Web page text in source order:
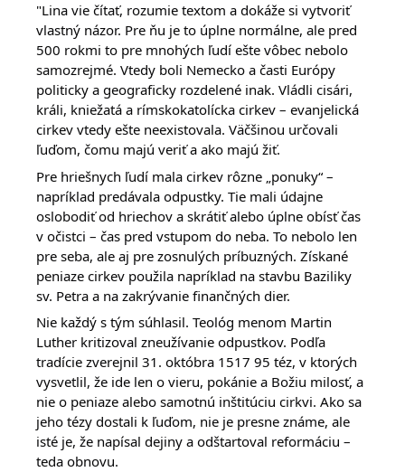
"Lina vie čítať, rozumie textom a dokáže si vytvoriť
vlastný názor. Pre ňu je to úplne normálne, ale pred
500 rokmi to pre mnohých ľudí ešte vôbec nebolo
samozrejmé. Vtedy boli Nemecko a časti Európy
politicky a geograficky rozdelené inak. Vládli cisári,
králi, kniežatá a rímskokatolícka cirkev – evanjelická
cirkev vtedy ešte neexistovala. Väčšinou určovali
ľuďom, čomu majú veriť a ako majú žiť.
Pre hriešnych ľudí mala cirkev rôzne „ponuky“ –
napríklad predávala odpustky. Tie mali údajne
oslobodiť od hriechov a skrátiť alebo úplne obísť čas
v očistci – čas pred vstupom do neba. To nebolo len
pre seba, ale aj pre zosnulých príbuzných. Získané
peniaze cirkev použila napríklad na stavbu Baziliky
sv. Petra a na zakrývanie finančných dier.
Nie každý s tým súhlasil. Teológ menom Martin
Luther kritizoval zneužívanie odpustkov. Podľa
tradície zverejnil 31. októbra 1517 95 téz, v ktorých
vysvetlil, že ide len o vieru, pokánie a Božiu milosť, a
nie o peniaze alebo samotnú inštitúciu cirkvi. Ako sa
jeho tézy dostali k ľuďom, nie je presne známe, ale
isté je, že napísal dejiny a odštartoval reformáciu –
teda obnovu.